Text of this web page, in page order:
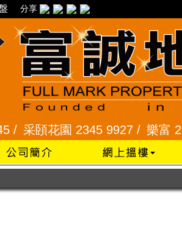
分享
頣花園 2345 9927 /樂富 2321